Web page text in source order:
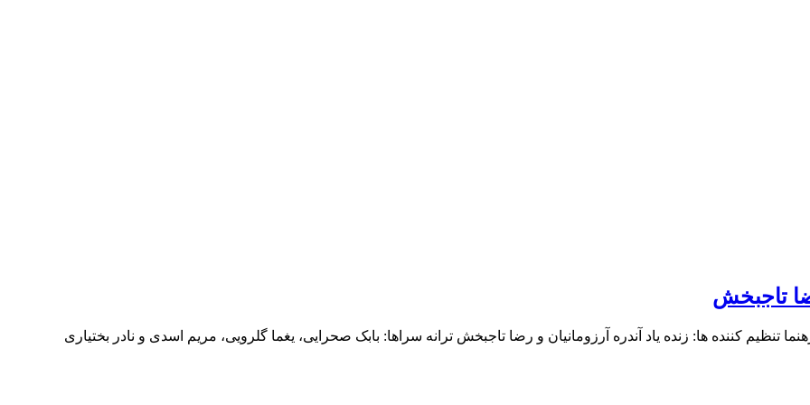
تاجبخش
تنظیم کننده ها: زنده یاد آندره آرزومانیان و رضا تاجبخش ترانه سراها: بابک صحرایی، یغما گلرویی، مریم اسدی و نادر بختیاری